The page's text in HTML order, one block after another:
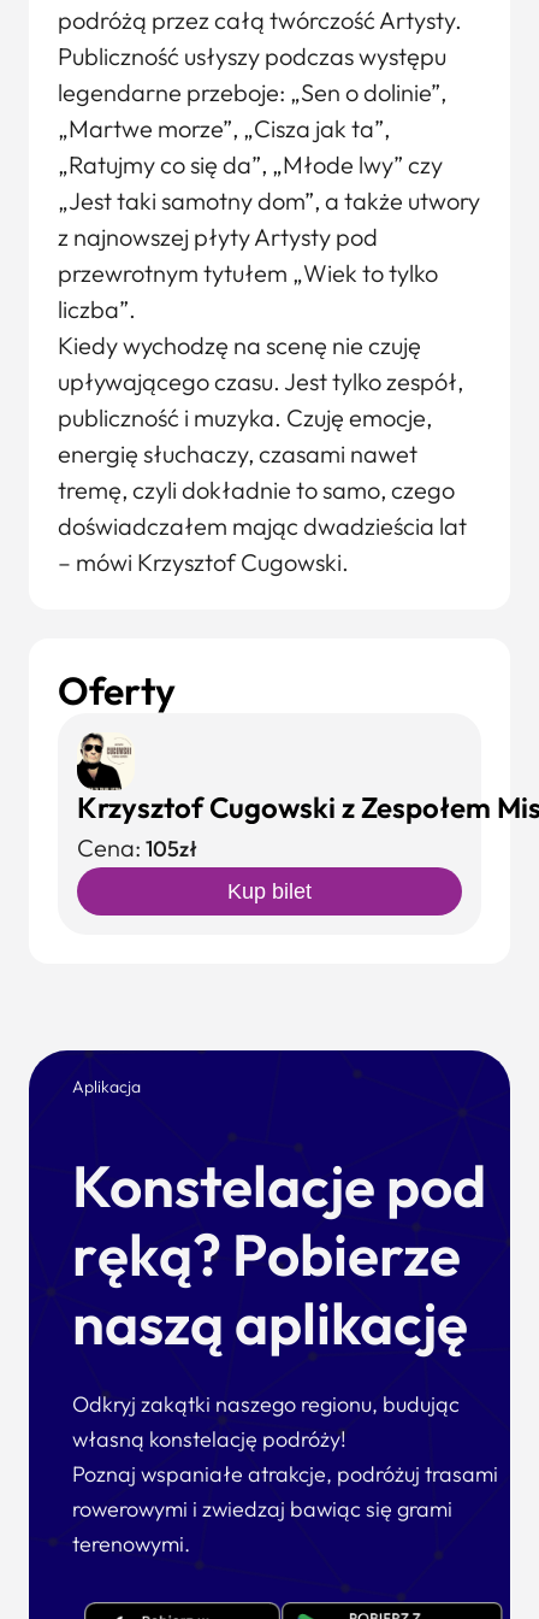
podróżą przez całą twórczość Artysty.
Publiczność usłyszy podczas występu
legendarne przeboje: „Sen o dolinie”,
„Martwe morze”, „Cisza jak ta”,
„Ratujmy co się da”, „Młode lwy” czy
„Jest taki samotny dom”, a także utwory
z najnowszej płyty Artysty pod
przewrotnym tytułem „Wiek to tylko
liczba”.
Kiedy wychodzę na scenę nie czuję
upływającego czasu. Jest tylko zespół,
publiczność i muzyka. Czuję emocje,
energię słuchaczy, czasami nawet
tremę, czyli dokładnie to samo, czego
doświadczałem mając dwadzieścia lat
– mówi Krzysztof Cugowski.
Oferty
Krzysztof Cugowski z Zespołem
Cena: 105zł
Kup bilet
Aplikacja
Konstelacje pod
ręką? Pobierze
naszą aplikację
Odkryj zakątki naszego regionu, budując
własną konstelację podróży!
Poznaj wspaniałe atrakcje, podróżuj trasami
rowerowymi i zwiedzaj bawiąc się grami
terenowymi.